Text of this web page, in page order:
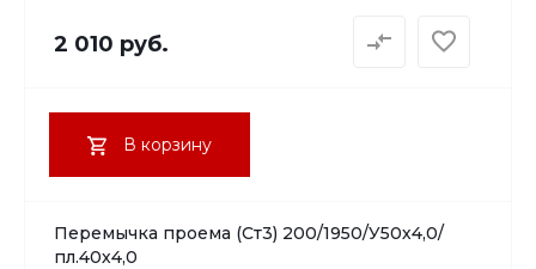
2 010 руб.
В корзину
Перемычка проема (Ст3) 200/1950/У50х4,0/
пл.40х4,0